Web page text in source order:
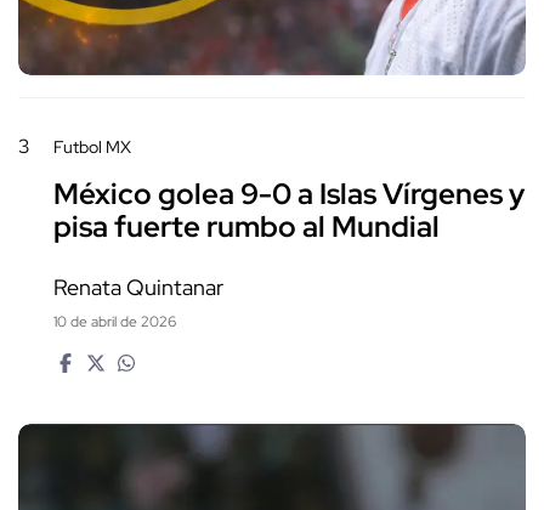
3 Futbol MX
México golea 9-0 a Islas Vírgenes y
pisa fuerte rumbo al Mundial
Renata Quintanar
10 de abril de 2026